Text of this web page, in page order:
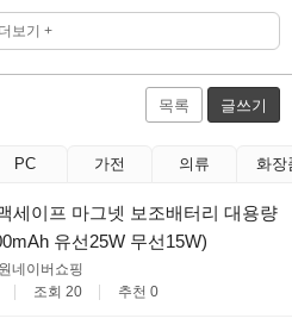
더보기 +
목록 글쓰기
PC 가전 의류 화장
세이프 마그넷 보조배터리 대용량
유선25W 무선15W)
네이버쇼핑
조회 20 추천 0